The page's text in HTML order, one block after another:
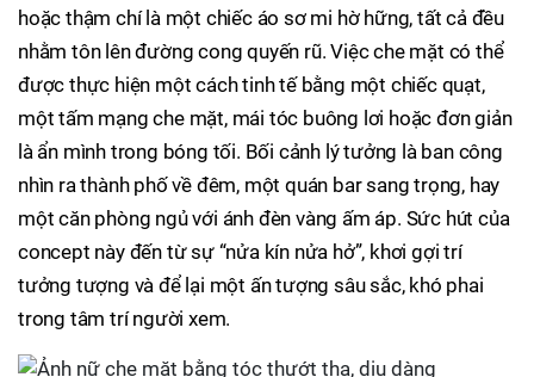
hoặc thậm chí là một chiếc áo sơ mi hờ hững, tất cả đều
nhằm tôn lên đường cong quyến rũ. Việc che mặt có thể
được thực hiện một cách tinh tế bằng một chiếc quạt,
một tấm mạng che mặt, mái tóc buông lơi hoặc đơn giản
là ẩn mình trong bóng tối. Bối cảnh lý tưởng là ban công
nhìn ra thành phố về đêm, một quán bar sang trọng, hay
một căn phòng ngủ với ánh đèn vàng ấm áp. Sức hút của
concept này đến từ sự “nửa kín nửa hở”, khơi gợi trí
tưởng tượng và để lại một ấn tượng sâu sắc, khó phai
trong tâm trí người xem.